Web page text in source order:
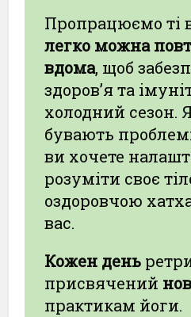
Пропрацюємо ті
легко можна
вдома, щоб
здоров’я та
холодний сезон.
бувають
ви хочете
розуміти своє
оздоровчою
вас.
Кожен день
присвячений
практикам йоги.